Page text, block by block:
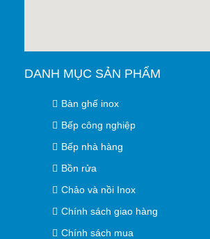
DANH MỤC SẢN PHẨM
Bàn ghế inox
Bếp công nghiệp
Bếp nhà hàng
Bồn rửa
Chảo và nồi Inox
Chính sách giao hàng
Chính sách mua